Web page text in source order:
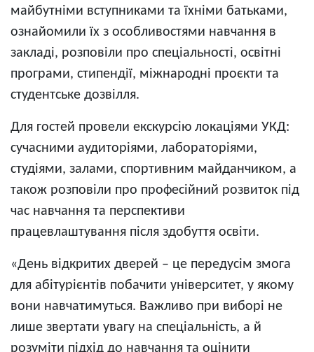
майбутніми вступниками та їхніми батьками,
ознайомили їх з особливостями навчання в
закладі, розповіли про спеціальності, освітні
програми, стипендії, міжнародні проєкти та
студентське дозвілля.
Для гостей провели екскурсію локаціями УКД:
сучасними аудиторіями, лабораторіями,
студіями, залами, спортивним майданчиком, а
також розповіли про професійний розвиток під
час навчання та перспективи
працевлаштування після здобуття освіти.
«День відкритих дверей – це передусім змога
для абітурієнтів побачити університет, у якому
вони навчатимуться. Важливо при виборі не
лише звертати увагу на спеціальність, а й
розуміти підхід до навчання та оцінити